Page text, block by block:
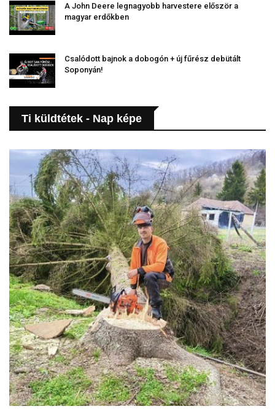
A John Deere legnagyobb harvestere először a
magyar erdőkben
Csalódott bajnok a dobogón + új fűrész debütált
Soponyán!
Ti küldtétek - Nap képe